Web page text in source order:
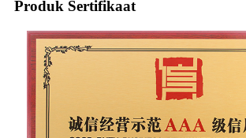
Produk Sertifikaat